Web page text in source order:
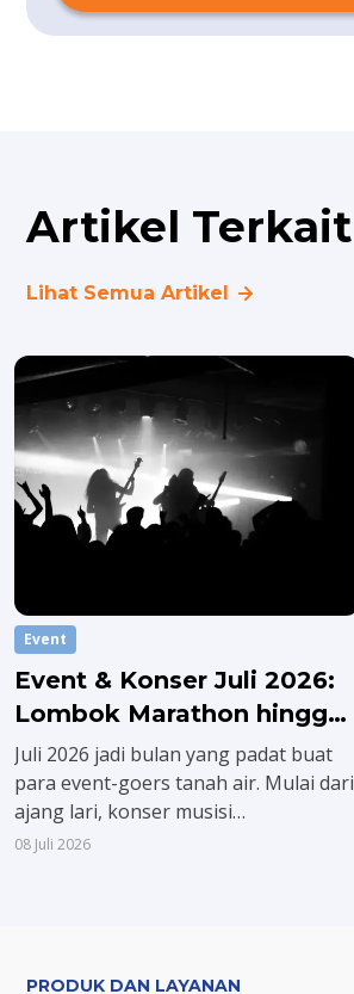
Artikel Terkait
Lihat Semua Artikel
Event
Event & Konser Juli 2026:
Lombok Marathon hingga
Konser The
Neighbourhood
Juli 2026 jadi bulan yang padat buat
para event-goers tanah air. Mulai dari
ajang lari, konser musisi
internasional, sampai festival budaya,
08 Juli 2026
PRODUK DAN LAYANAN